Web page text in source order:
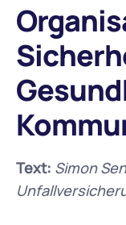
Text: Simon